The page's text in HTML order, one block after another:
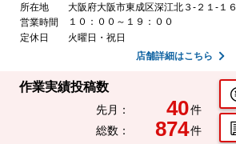
所在地
大阪府大阪市東成区深江北３-２１-１６
営業時間
１０：００～１９：００
定休日
火曜日・祝日
店舗詳細はこちら
作業実績投稿数
先月： 40件
総数：
874件